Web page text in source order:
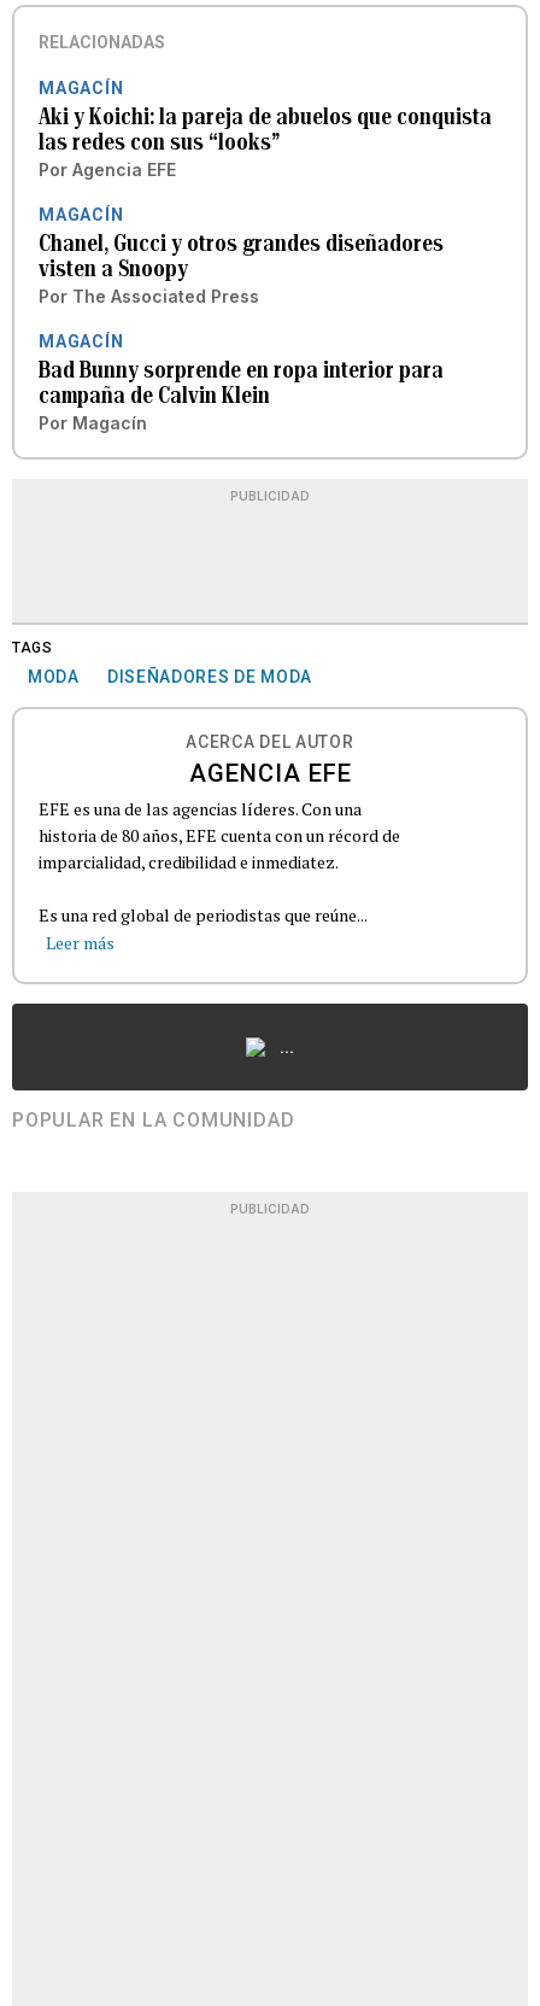
RELACIONADAS
MAGACÍN
Aki y Koichi: la pareja de abuelos que conquista
las redes con sus “looks”
Por Agencia EFE
MAGACÍN
Chanel, Gucci y otros grandes diseñadores
visten a Snoopy
Por The Associated Press
MAGACÍN
Bad Bunny sorprende en ropa interior para
campaña de Calvin Klein
Por Magacín
PUBLICIDAD
TAGS
MODA DISEÑADORES DE MODA
ACERCA DEL AUTOR
AGENCIA EFE
EFE es una de las agencias líderes. Con una
historia de 80 años, EFE cuenta con un récord de
imparcialidad, credibilidad e inmediatez.
Es una red global de periodistas que reúne...
Leer más
...
POPULAR EN LA COMUNIDAD
PUBLICIDAD